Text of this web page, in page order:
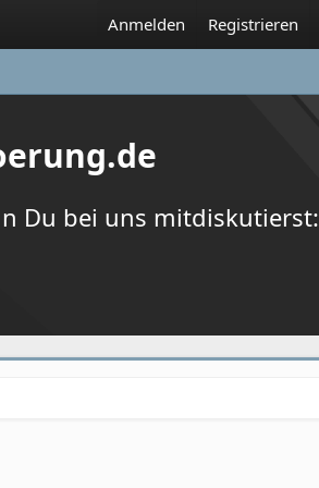
Anmelden Registrieren
Du bei uns mitdiskutierst: